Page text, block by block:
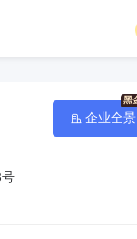
企业全景